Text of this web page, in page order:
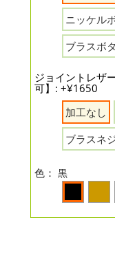
ニッケル
ブラスボ
ジョイントレザ
可】: +¥1650
加工なし
ブラスネ
色： 黒